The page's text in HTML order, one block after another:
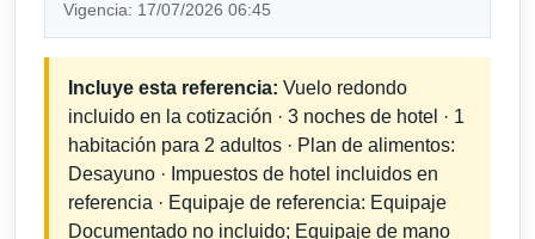
Vigencia: 17/07/2026 06:45
Incluye esta referencia: Vuelo redondo
incluido en la cotización · 3 noches de hotel · 1
habitación para 2 adultos · Plan de alimentos:
Desayuno · Impuestos de hotel incluidos en
referencia · Equipaje de referencia: Equipaje
Documentado no incluido; Equipaje de mano